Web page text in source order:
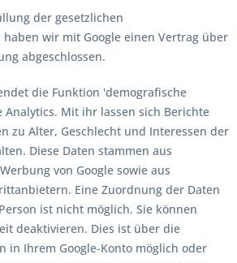
der gesetzlichen
haben wir mit Google einen Vertrag über
abgeschlossen.
die Funktion 'demografische
Analytics. Mit ihr lassen sich Berichte
zu Alter, Geschlecht und Interessen der
Diese Daten stammen aus
von Google sowie aus
Eine Zuordnung der Daten
ist nicht möglich. Sie können
deaktivieren. Dies ist über die
in Ihrem Google-Konto möglich oder